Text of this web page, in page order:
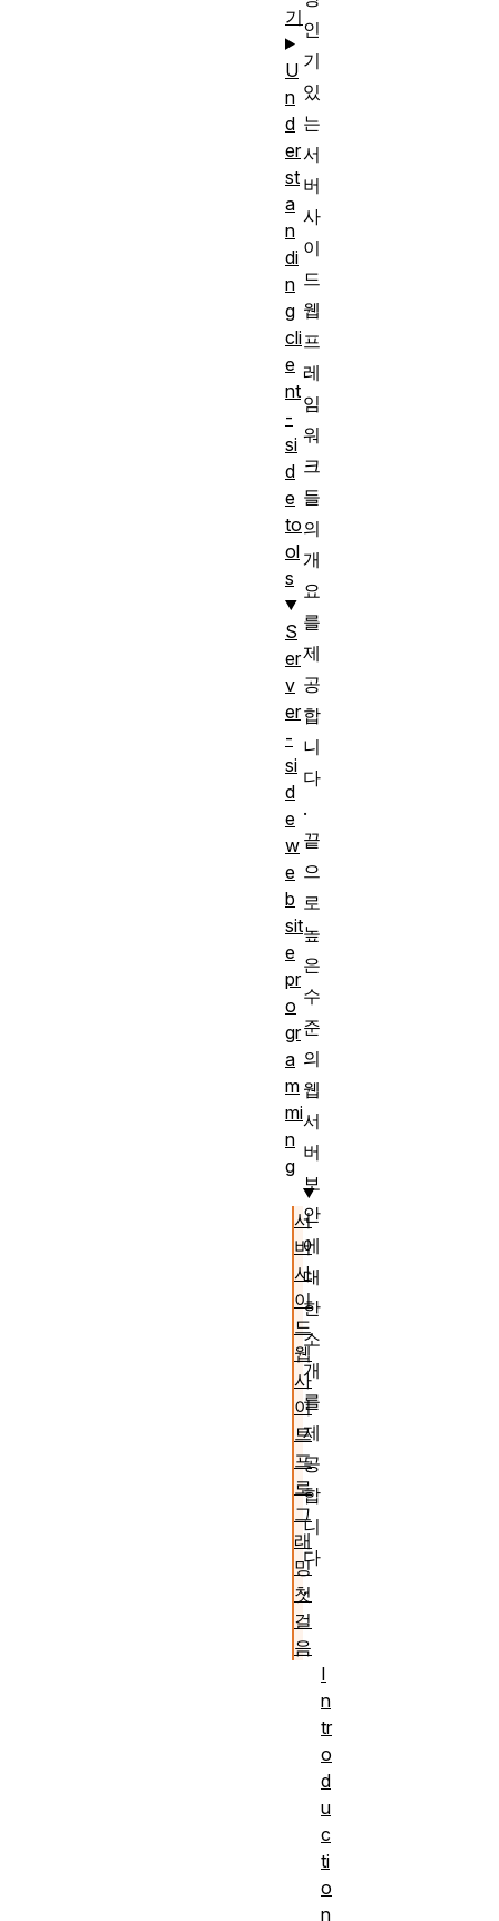
인
기
있
는
서
버
사
이
드
웹
프
레
임
워
크
들
의
개
요
를
제
공
합
니
다
.
끝
으
로
높
은
수
준
의
웹
서
버
보
안
에
대
한
소
개
를
제
공
합
니
다
.
기
U
n
d
er
st
a
n
di
n
g
cli
e
nt
-
si
d
e
to
ol
s
S
er
v
er
-
si
d
e
w
e
b
sit
e
pr
o
gr
a
m
mi
n
g
서
버
사
이
드
웹
사
이
트
프
로
그
래
밍
첫
걸
음
I
n
tr
o
d
u
c
ti
o
n